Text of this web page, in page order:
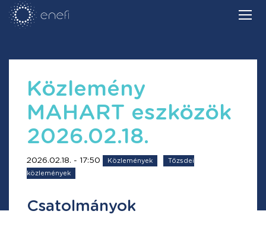
Közlemény
MAHART eszközök
2026.02.18.
2026.02.18. - 17:50 Közlemények
Tőzsdei
közlemények
Csatolmányok